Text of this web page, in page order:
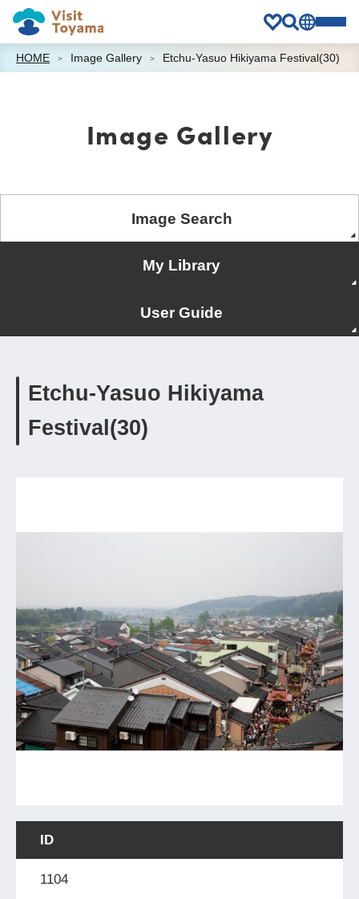
HOME Image Gallery Etchu-Yasuo Hikiyama Festival(30)
Image Gallery
Image Search
My Library
User Guide
Etchu-Yasuo Hikiyama
Festival(30)
ID
1104